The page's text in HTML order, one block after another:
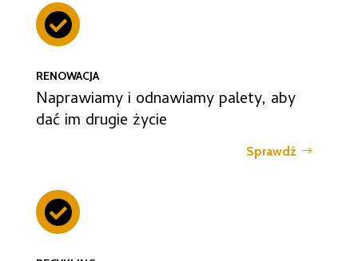

RENOWACJA
Naprawiamy i odnawiamy palety, aby
dać im drugie życie
Sprawdź
